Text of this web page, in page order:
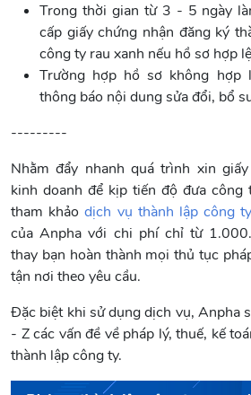
Trong thời gian từ 3 - 5 ngày
cấp giấy chứng nhận đăng ký
công ty rau xanh nếu hồ sơ hợp
Trường hợp hồ sơ không hợp
thông báo nội dung sửa đổi, bổ
---------
Nhằm đẩy nhanh quá trình xin
kinh doanh để kịp tiến độ đưa công
tham khảodịch vụ thành lập công ty
của Anpha với chi phí chỉ từ
thay bạn hoàn thành mọi thủ tục
tận nơi theo yêu cầu.
Đặc biệt khi sử dụng dịch vụ, Anpha
- Z các vấn đề về pháp lý, thuế, kế
thành lập công ty.